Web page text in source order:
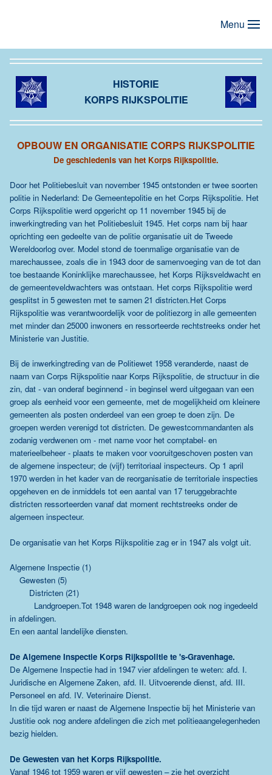
Menu
HISTORIE
KORPS RIJKSPOLITIE
OPBOUW EN ORGANISATIE CORPS RIJKSPOLITIE
De geschiedenis van het Korps Rijkspolitie.
Door het Politiebesluit van november 1945 ontstonden er twee soorten
politie in Nederland: De Gemeentepolitie en het Corps Rijkspolitie. Het
Corps Rijkspolitie werd opgericht op 11 november 1945 bij de
inwerkingtreding van het Politiebesluit 1945. Het corps nam bij haar
oprichting een gedeelte van de politie organisatie uit de Tweede
Wereldoorlog over. Model stond de toenmalige organisatie van de
marechaussee, zoals die in 1943 door de samenvoeging van de tot dan
toe bestaande Koninklijke marechaussee, het Korps Rijksveldwacht en
de gemeenteveldwachters was ontstaan. Het corps Rijkspolitie werd
gesplitst in 5 gewesten met te samen 21 districten.Het Corps
Rijkspolitie was verantwoordelijk voor de politiezorg in alle gemeenten
met minder dan 25000 inwoners en ressorteerde rechtstreeks onder het
Ministerie van Justitie.
Bij de inwerkingtreding van de Politiewet 1958 veranderde, naast de
naam van Corps Rijkspolitie naar Korps Rijkspolitie, de structuur in die
zin, dat - van onderaf beginnend - in beginsel werd uitgegaan van een
groep als eenheid voor een gemeente, met de mogelijkheid om kleinere
gemeenten als posten onderdeel van een groep te doen zijn. De
groepen werden verenigd tot districten. De gewestcommandanten als
zodanig verdwenen om - met name voor het comptabel- en
materieelbeheer - plaats te maken voor vooruitgeschoven posten van
de algemene inspecteur; de (vijf) territoriaal inspecteurs. Op 1 april
1970 werden in het kader van de reorganisatie de territoriale inspecties
opgeheven en de inmiddels tot een aantal van 17 teruggebrachte
districten ressorteerden vanaf dat moment rechtstreeks onder de
algemeen inspecteur.
De organisatie van het Korps Rijkspolitie zag er in 1947 als volgt uit.
Algemene Inspectie (1)
Gewesten (5)
Districten (21)
Landgroepen.Tot 1948 waren de landgroepen ook nog ingedeeld
in afdelingen.
En een aantal landelijke diensten.
De Algemene Inspectie Korps Rijkspolitie te 's-Gravenhage.
De Algemene Inspectie had in 1947 vier afdelingen te weten: afd. I.
Juridische en Algemene Zaken, afd. II. Uitvoerende dienst, afd. III.
Personeel en afd. IV. Veterinaire Dienst.
In die tijd waren er naast de Algemene Inspectie bij het Ministerie van
Justitie ook nog andere afdelingen die zich met politieaangelegenheden
bezig hielden.
De Gewesten van het Korps Rijkspolitie.
Vanaf 1946 tot 1959 waren er vijf gewesten – zie het overzicht